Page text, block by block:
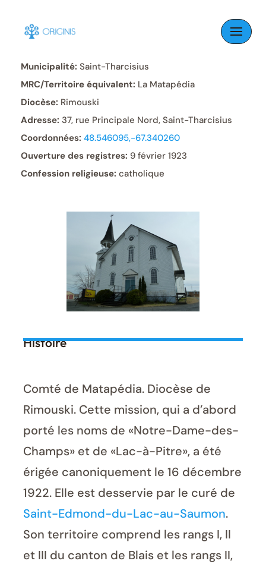
Skip
content
Municipalité: Saint-Tharcisius
MRC/Territoire équivalent: La Matapédia
Diocèse: Rimouski
Adresse: 37, rue Principale Nord, Saint-Tharcisius
Coordonnées: 48.546095,-67.340260
Ouverture des registres: 9 février 1923
Confession religieuse: catholique
Histoire
Comté de Matapédia. Diocèse de
Rimouski. Cette mission, qui a d’abord
porté les noms de «Notre-Dame-des-
Champs» et de «Lac-à-Pitre», a été
érigée canoniquement le 16 décembre
1922. Elle est desservie par le curé de
Saint-Edmond-du-Lac-au-Saumon.
Son territoire comprend les rangs I, II
et III du canton de Blais et les rangs II,